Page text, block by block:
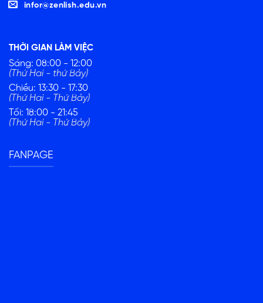
infor@zenlish.edu.vn
THỜI GIAN LÀM VIỆC
Sáng: 08:00 - 12:00
(Thứ Hai - thứ Bảy)
Chiều: 13:30 - 17:30
(Thứ Hai - Thứ Bảy)
Tối: 18:00 - 21:45
(Thứ Hai - Thứ Bảy)
FANPAGE